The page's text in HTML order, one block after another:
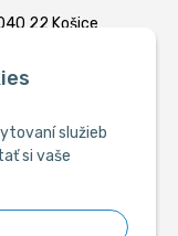
služieb
si vaše
22 Košice
355